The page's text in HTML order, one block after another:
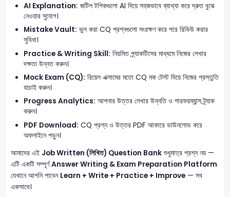
AI Explanation: জটিল টপিকগুলো AI দিয়ে সহজভাবে ব্যাখ্যা করে দ্রুত বুঝে
নেওয়ার সুযোগ।
Mistake Vault: ভুল করা CQ প্রশ্নগুলো সংরক্ষণ করে পরে রিভিউ করার
সুবিধা।
Practice & Writing Skill: নিয়মিত প্র্যাকটিসের মাধ্যমে নিজের লেখার
দক্ষতা উন্নত করুন।
Mock Exam (CQ): রিয়েল এক্সামের মতো CQ মক টেস্ট দিয়ে নিজের প্রস্তুতি
যাচাই করুন।
Progress Analytics: আপনার উত্তর লেখার উন্নতি ও পারফরম্যান্স ট্র্যাক
করুন।
PDF Download: CQ প্রশ্ন ও উত্তর PDF আকারে ডাউনলোড করে
অফলাইনে পড়ুন।
আমাদের এই Job Written (লিখিত) Question Bankশুধুমাত্র প্রশ্ন নয় —
এটি একটি সম্পূর্ণAnswer Writing & Exam Preparation Platform
যেখানে আপনি পাবেন Learn + Write + Practice + Improve— সব
একসাথে।